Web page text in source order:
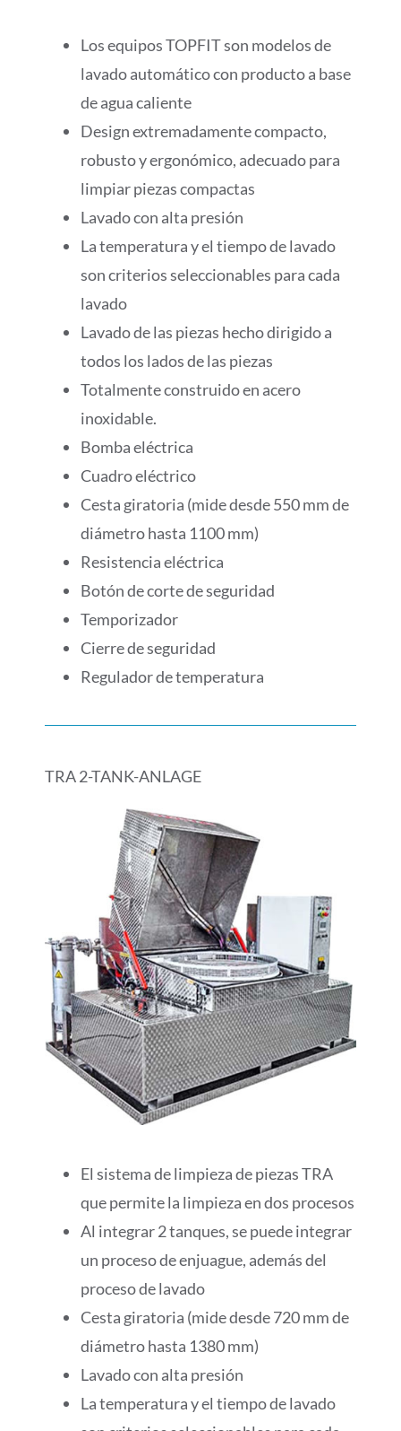
Los equipos TOPFIT son modelos de
lavado automático con producto a base
de agua caliente
Design extremadamente compacto,
robusto y ergonómico, adecuado para
limpiar piezas compactas
Lavado con alta presión
La temperatura y el tiempo de lavado
son criterios seleccionables para cada
lavado
Lavado de las piezas hecho dirigido a
todos los lados de las piezas
Totalmente construido en acero
inoxidable.
Bomba eléctrica
Cuadro eléctrico
Cesta giratoria (mide desde 550 mm de
diámetro hasta 1100 mm)
Resistencia eléctrica
Botón de corte de seguridad
Temporizador
Cierre de seguridad
Regulador de temperatura
TRA 2-TANK-ANLAGE
El sistema de limpieza de piezas TRA
que permite la limpieza en dos procesos
Al integrar 2 tanques, se puede integrar
un proceso de enjuague, además del
proceso de lavado
Cesta giratoria (mide desde 720 mm de
diámetro hasta 1380 mm)
Lavado con alta presión
La temperatura y el tiempo de lavado